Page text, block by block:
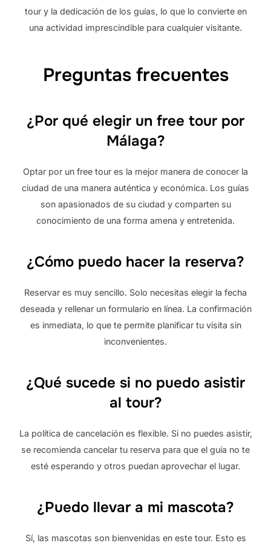
tour y la dedicación de los guías, lo que lo convierte en
una actividad imprescindible para cualquier visitante.
Preguntas frecuentes
¿Por qué elegir un free tour por
Málaga?
Optar por un free tour es la mejor manera de conocer la
ciudad de una manera auténtica y económica. Los guías
son apasionados de su ciudad y comparten su
conocimiento de una forma amena y entretenida.
¿Cómo puedo hacer la reserva?
Reservar es muy sencillo. Solo necesitas elegir la fecha
deseada y rellenar un formulario en línea. La confirmación
es inmediata, lo que te permite planificar tu visita sin
inconvenientes.
¿Qué sucede si no puedo asistir
al tour?
La política de cancelación es flexible. Si no puedes asistir,
se recomienda cancelar tu reserva para que el guía no te
esté esperando y otros puedan aprovechar el lugar.
¿Puedo llevar a mi mascota?
Sí, las mascotas son bienvenidas en este tour. Esto es